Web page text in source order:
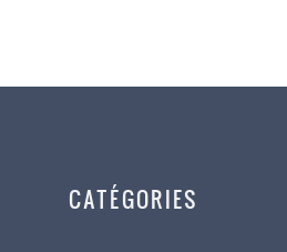
CATÉGORIES